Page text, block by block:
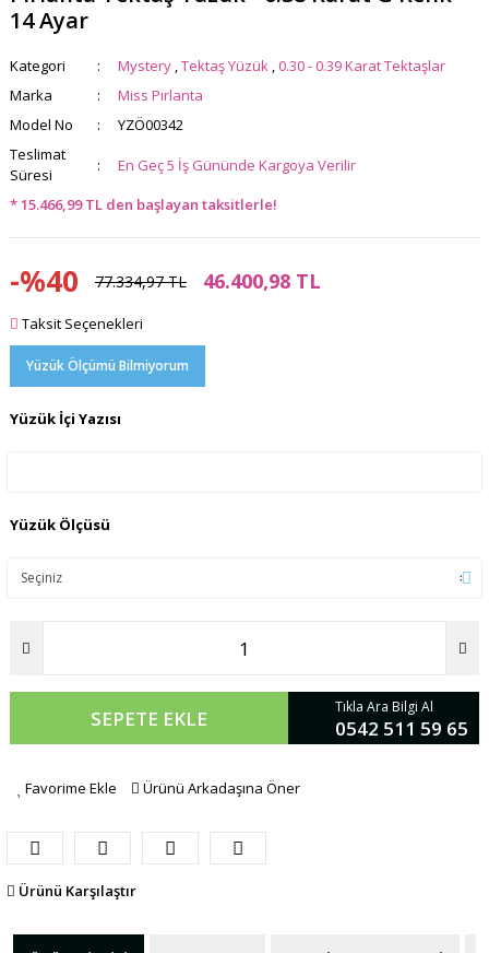
14 Ayar
Kategori Mystery ,Tektaş Yüzük ,0.30 - 0.39 Karat Tektaşlar
Marka
Miss Pırlanta
Model No
YZÖ00342
Teslimat
Süresi
En Geç 5 İş Gününde Kargoya Verilir
* 15.466,99 TL den başlayan taksitlerle!
-%40 77.334,97 TL 46.400,98 TL
Taksit Seçenekleri
Yüzük Ölçümü Bilmiyorum
Yüzük İçi Yazısı
Yüzük Ölçüsü
SEPETE EKLE Tıkla Ara Bilgi Al
0542 511 59 65
Favorime Ekle Ürünü Arkadaşına Öner
Ürünü Karşılaştır